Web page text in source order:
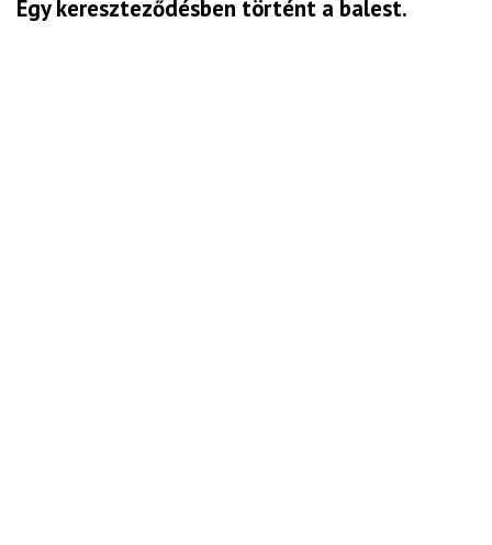
Egy kereszteződésben történt a balest.